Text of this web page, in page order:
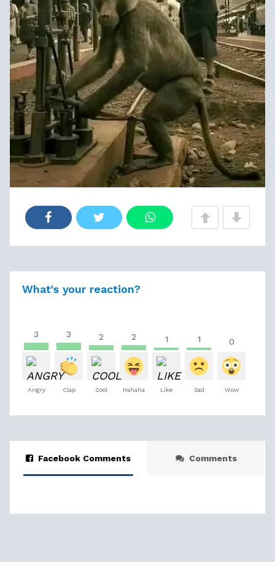
What's your reaction?
3
Angry
3
Clap
2
Cool
2
Hahaha
1
Like
1
Sad
0
Wow
Facebook Comments Comments